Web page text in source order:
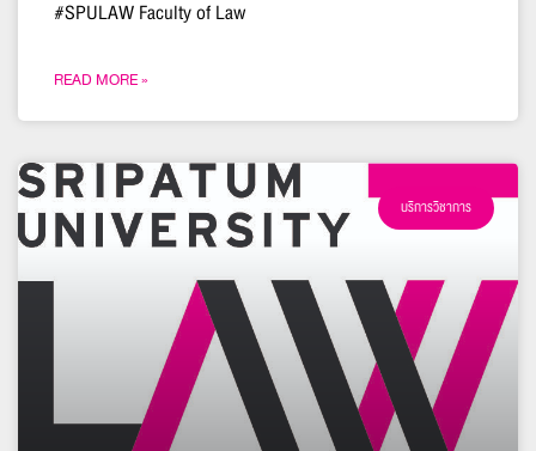
#SPULAW Faculty of Law
READ MORE »
บริการวิชาการ